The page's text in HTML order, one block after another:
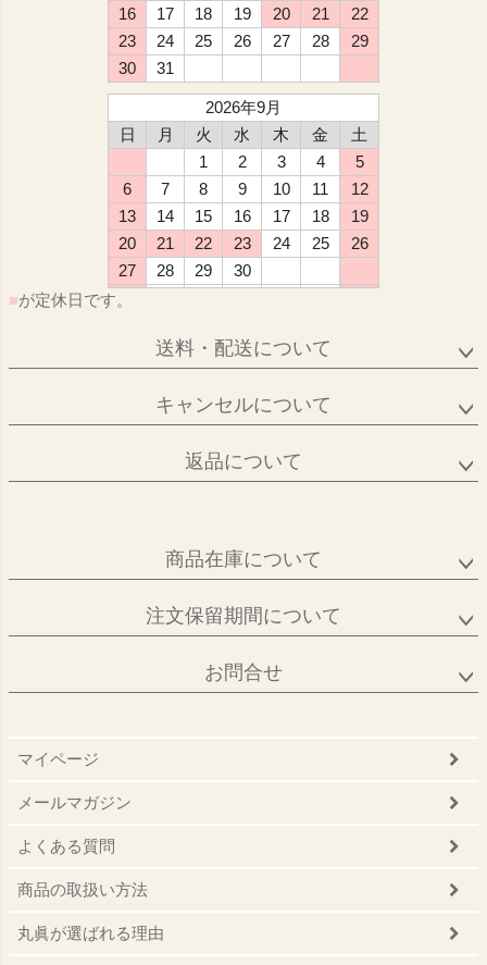
16
17 18 19 20 21
22
23
24 25 26 27 28
29
30
31
2026年9月
日
月 火 水 木 金
土
1
2 3 4
5
6
7 8 9 10 11
12
13
14 15 16 17 18
19
20
21 22 23 24 25
26
27
28 29
30
■が定休日です。
送料・配送について
キャンセルについて
返品について
商品在庫について
注文保留期間について
お問合せ
マイページ
メールマガジン
よくある質問
商品の取扱い方法
丸眞が選ばれる理由